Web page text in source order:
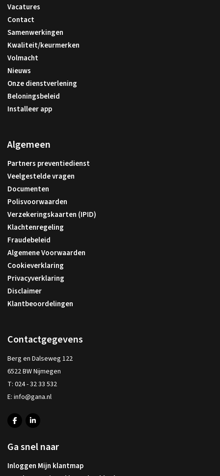
Vacatures
Contact
Samenwerkingen
Kwaliteit/keurmerken
Volmacht
Nieuws
Onze dienstverlening
Beloningsbeleid
Installeer app
Algemeen
Partners preventiedienst
Veelgestelde vragen
Documenten
Polisvoorwaarden
Verzekeringskaarten (IPID)
Klachtenregeling
Fraudebeleid
Algemene Voorwaarden
Cookieverklaring
Privacyverklaring
Disclaimer
Klantbeoordelingen
Contactgegevens
Berg en Dalseweg 122
6522 BW Nijmegen
T: 024 - 32 33 532
E: info@gana.nl
Ga snel naar
Inloggen Mijn klantmap